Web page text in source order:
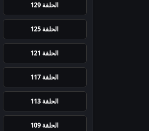
الحلقة 129
الحلقة 125
الحلقة 121
الحلقة 117
الحلقة 113
الحلقة 109